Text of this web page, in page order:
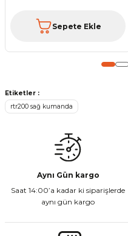
Sepete Ekle
Etiketler :
rtr200 sağ kumanda
Aynı Gün kargo
Saat 14:00’a kadar ki siparişlerde
aynı gün kargo